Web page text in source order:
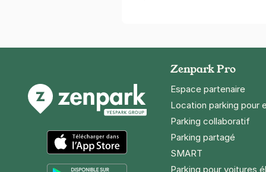
App Store
Zenpark Pro
Espace partenaire
Location parking pour
Parking collaboratif
Parking partagé
SMART
Parking pour voitures